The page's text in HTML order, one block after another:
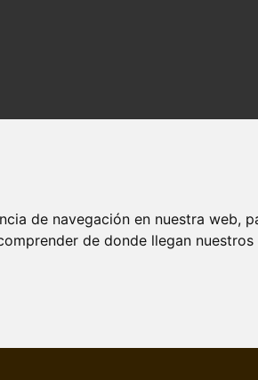
de navegación en nuestra web,
de donde llegan